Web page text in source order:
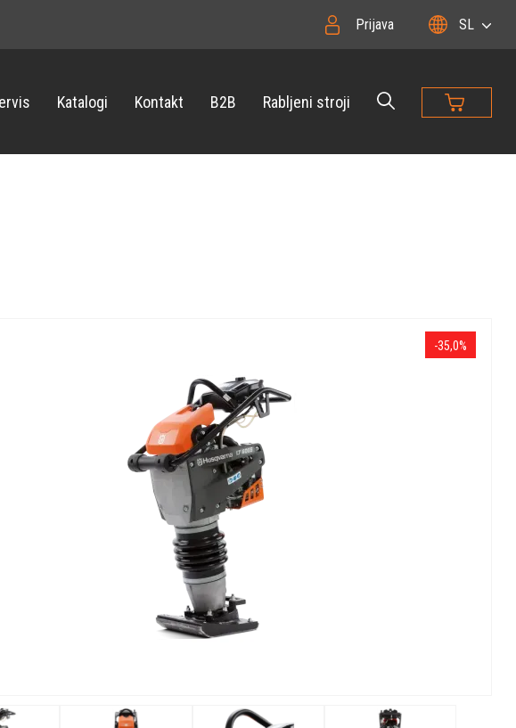
Prijava SL
Katalogi Kontakt B2B Rabljeni stroji
-35,0%